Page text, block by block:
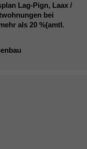
Lag-Pign, Laax /
bei
als 20 %(amtl.
die
kann.